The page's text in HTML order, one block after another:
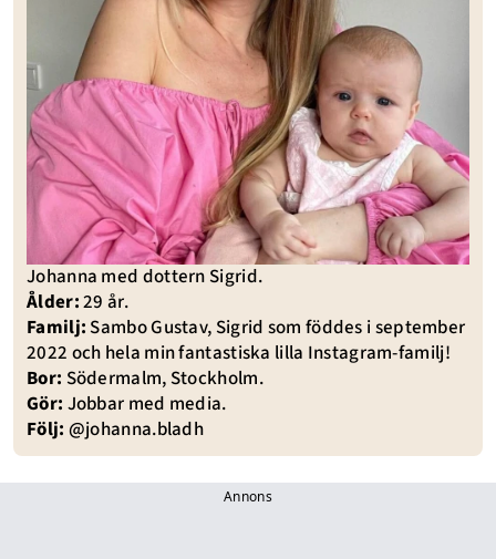
Johanna med dottern Sigrid.
Ålder:29 år.
Familj:Sambo Gustav, Sigrid som föddes i september
2022 och hela min fantastiska lilla Instagram-familj!
Bor: Södermalm, Stockholm.
Gör: Jobbar med media.
Följ: @johanna.bladh
Annons